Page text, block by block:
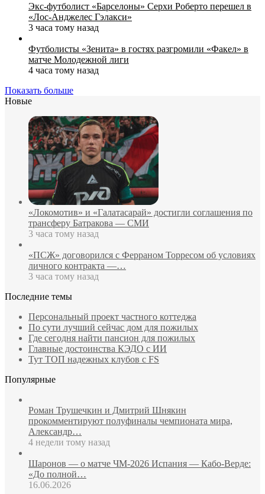
Экс‑футболист «Барселоны» Серхи Роберто перешел в
«Лос‑Анджелес Гэлакси»
3 часа тому назад
Футболисты «Зенита» в гостях разгромили «Факел» в
матче Молодежной лиги
4 часа тому назад
Показать больше
Новые
«Локомотив» и «Галатасарай» достигли соглашения по
трансферу Батракова — СМИ
3 часа тому назад
«ПСЖ» договорился с Ферраном Торресом об условиях
личного контракта —…
3 часа тому назад
Последние темы
Персональный проект частного коттеджа
По сути лучший сейчас дом для пожилых
Где сегодня найти пансион для пожилых
Главные достоинства КЭДО с ИИ
Тут ТОП надежных клубов с FS
Популярные
Роман Трушечкин и Дмитрий Шнякин
прокомментируют полуфиналы чемпионата мира,
Александр…
4 недели тому назад
Шаронов — о матче ЧМ‑2026 Испания — Кабо‑Верде:
«До полной…
16.06.2026